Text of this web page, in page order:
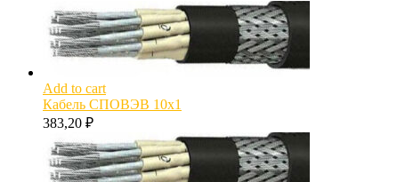
Add to cart
Кабель СПОВЭВ 10х1
383,20 ₽